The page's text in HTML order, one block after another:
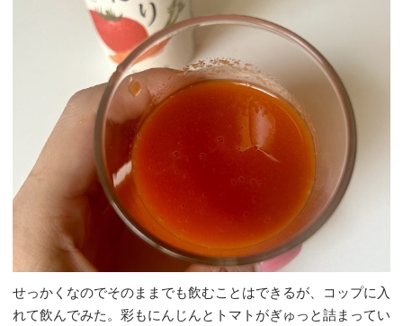
せっかくなのでそのままでも飲むことはできるが、コップに入
れて飲んでみた。彩もにんじんとトマトがぎゅっと詰まってい